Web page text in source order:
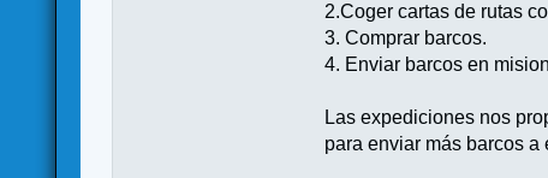
2.Coger cartas de rutas
3. Comprar barcos.
4. Enviar barcos en
Las expediciones nos
para enviar más barcos a